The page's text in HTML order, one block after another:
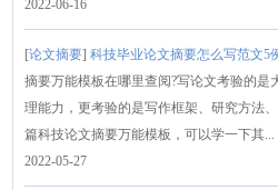
2022-06-16
[论文摘要]科技毕业论文摘要怎么写范文5
摘要万能模板在哪里查阅?写论文考验的
理能力，更考验的是写作框架、研究方法
篇科技论文摘要万能模板，可以学一下其...
2022-05-27